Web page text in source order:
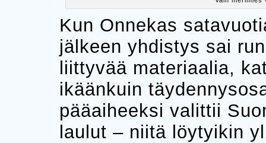
Kun Onnekas
jälkeen yhdistys sai
liittyvää materiaalia,
ikäänkuin
pääaiheeksi valittii
laulut – niitä löytyikin